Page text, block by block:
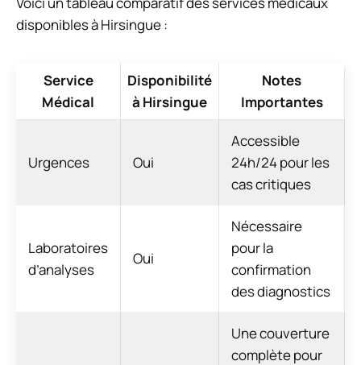
disponibles à Hirsingue :
Service
Médical
Disponibilité
à Hirsingue
Notes
Importantes
Urgences Oui
Accessible
24h/24 pour les
cas critiques
Laboratoires
d’analyses
Oui
Nécessaire
pour la
confirmation
des diagnostics
Une couverture
complète pour